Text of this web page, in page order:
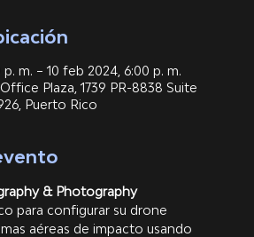
m. – 10 feb 2024, 6:00 p. m.
Plaza, 1739 PR-8838 Suite
Puerto Rico
& Photography
para configurar su drone
aéreas de impacto usando